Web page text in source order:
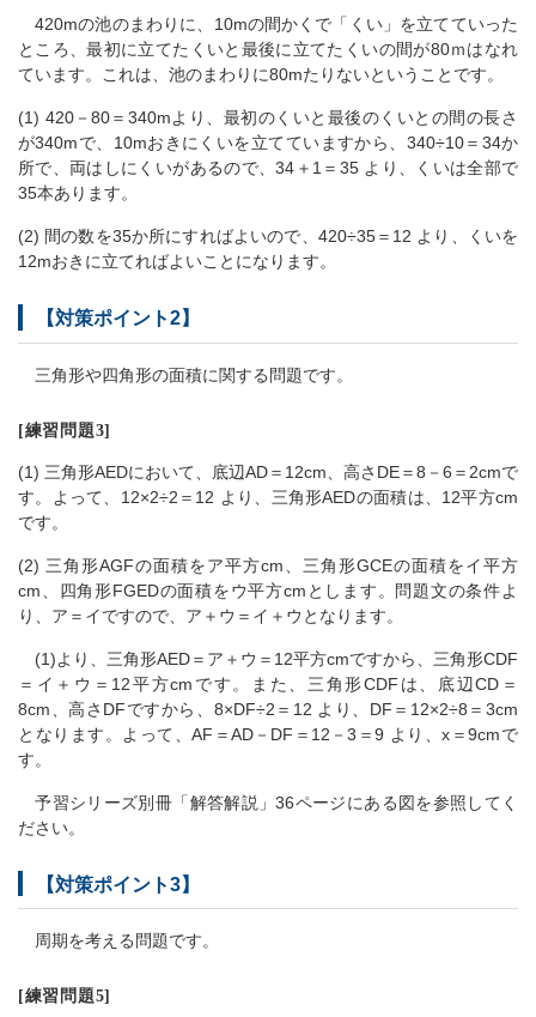
420mの池のまわりに、10mの間かくで「くい」を立てていった
ところ、最初に立てたくいと最後に立てたくいの間が80ｍはなれ
ています。これは、池のまわりに80mたりないということです。
(1) 420－80＝340mより、最初のくいと最後のくいとの間の長さ
が340mで、10mおきにくいを立てていますから、340÷10＝34か
所で、両はしにくいがあるので、34＋1＝35 より、くいは全部で
35本あります。
(2) 間の数を35か所にすればよいので、420÷35＝12 より、くいを
12mおきに立てればよいことになります。
【対策ポイント2】
三角形や四角形の面積に関する問題です。
[練習問題3]
(1) 三角形AEDにおいて、底辺AD＝12cm、高さDE＝8－6＝2cmで
す。よって、12×2÷2＝12 より、三角形AEDの面積は、12平方cm
です。
(2) 三角形AGFの面積をア平方cm、三角形GCEの面積をイ平方
cm、四角形FGEDの面積をウ平方cmとします。問題文の条件よ
り、ア＝イですので、ア＋ウ＝イ＋ウとなります。
(1)より、三角形AED＝ア＋ウ＝12平方cmですから、三角形CDF
＝イ＋ウ＝12平方cmです。また、三角形CDFは、底辺CD＝
8cm、高さDFですから、8×DF÷2＝12 より、DF＝12×2÷8＝3cm
となります。よって、AF＝AD－DF＝12－3＝9 より、x＝9cmで
す。
予習シリーズ別冊「解答解説」36ページにある図を参照してく
ださい。
【対策ポイント3】
周期を考える問題です。
[練習問題5]